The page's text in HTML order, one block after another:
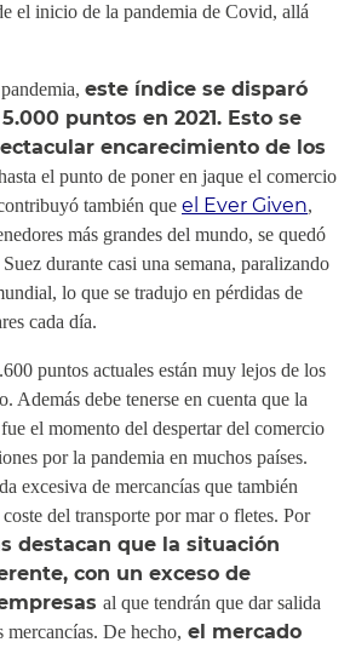
el inicio de la pandemia de Covid, allá
este índice se disparó
puntos en 2021. Esto se
encarecimiento de los
el punto de poner en jaque el comercio
también que el Ever Given,
más grandes del mundo, se quedó
durante casi una semana, paralizando
lo que se tradujo en pérdidas de
cada día.
puntos actuales están muy lejos de los
Además debe tenerse en cuenta que la
el momento del despertar del comercio
por la pandemia en muchos países.
excesiva de mercancías que también
del transporte por mar o fletes. Por
destacan que la situación
con un exceso de
al que tendrán que dar salida
mercancías. De hecho, el mercado